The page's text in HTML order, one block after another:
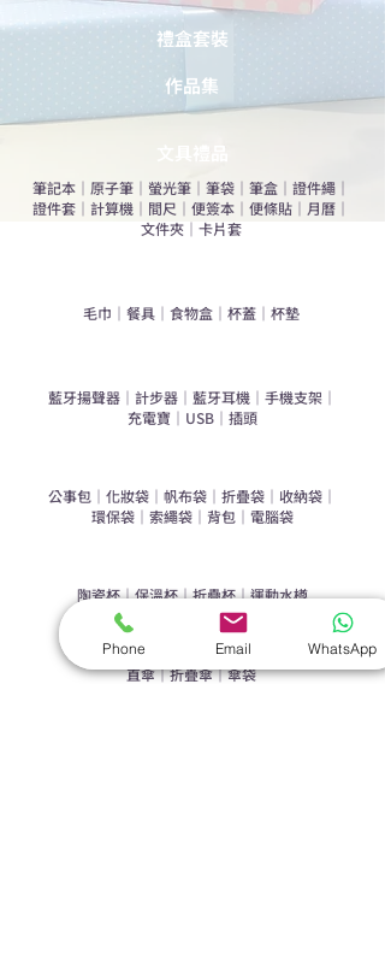
禮盒套裝
作品集
​文具禮品
筆記本 ｜ 原子筆 ｜ 螢光筆 ｜ 筆袋 ｜ 筆盒 ｜ 證件繩 ｜
證件套 ｜ 計算機 ｜ 間尺 ｜ 便簽本 ｜ 便條貼 ｜ 月曆 ｜
文件夾 ｜ 卡片套
​毛巾 ｜ 餐具 ｜ 食物盒 ｜ 杯蓋 ｜ 杯墊
​藍牙揚聲器 ｜ 計步器 ｜ 藍牙耳機 ｜ 手機支架 ｜
充電寶 ｜ USB ｜ 插頭
公事包｜ 化妝袋｜ 帆布袋｜ 折疊袋｜ 收納袋｜
環保袋｜ 索繩袋｜ 背包｜ 電腦袋
陶瓷杯｜保溫杯｜折疊杯｜運動水樽
直傘｜折疊傘｜傘袋
Phone Email WhatsApp